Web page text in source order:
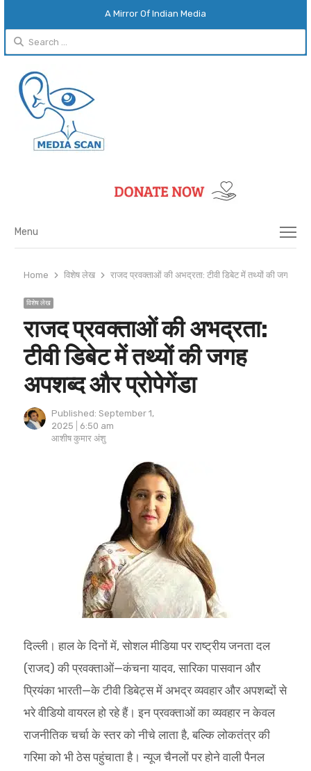
A Mirror Of Indian Media
Search
for:
Menu
Menu
Home विशेष लेख राजद प्रवक्ताओं की अभद्रता: टीवी डिबेट में तथ्यों की जगह
विशेष लेख
राजद प्रवक्ताओं की अभद्रता:
टीवी डिबेट में तथ्यों की जगह
अपशब्द और प्रोपेगेंडा
Published: September 1,
2025
6:50 am
Author
आशीष कुमार अंशु
दिल्ली। हाल के दिनों में, सोशल मीडिया पर राष्ट्रीय जनता दल
(राजद) की प्रवक्ताओं—कंचना यादव, सारिका पासवान और
प्रियंका भारती—के टीवी डिबेट्स में अभद्र व्यवहार और अपशब्दों से
भरे वीडियो वायरल हो रहे हैं। इन प्रवक्ताओं का व्यवहार न केवल
राजनीतिक चर्चा के स्तर को नीचे लाता है, बल्कि लोकतंत्र की
गरिमा को भी ठेस पहुंचाता है। न्यूज चैनलों पर होने वाली पैनल